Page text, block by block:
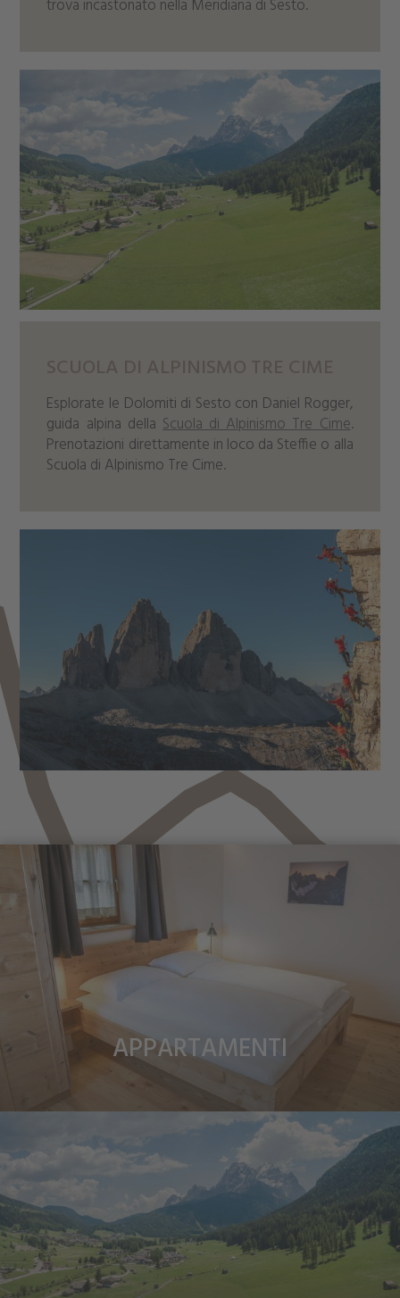
trova incastonato nella Meridiana di Sesto.
SCUOLA DI ALPINISMO TRE CIME
Esplorate le Dolomiti di Sesto con Daniel Rogger,
guida alpina della Scuola di Alpinismo Tre Cime.
Prenotazioni direttamente in loco da Steffie o alla
Scuola di Alpinismo Tre Cime.
APPARTAMENTI